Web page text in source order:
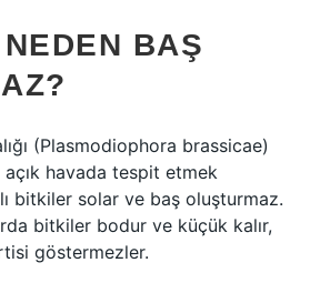
BAŞ
(Plasmodiophora brassicae)
açık havada tespit etmek
bitkiler solar ve baş oluşturmaz.
bitkiler bodur ve küçük kalır,
göstermezler.